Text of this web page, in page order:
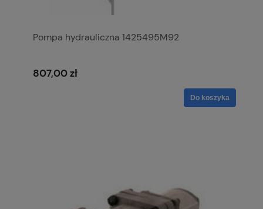
Pompa hydrauliczna 1425495M92
807,00 zł
Do koszyka